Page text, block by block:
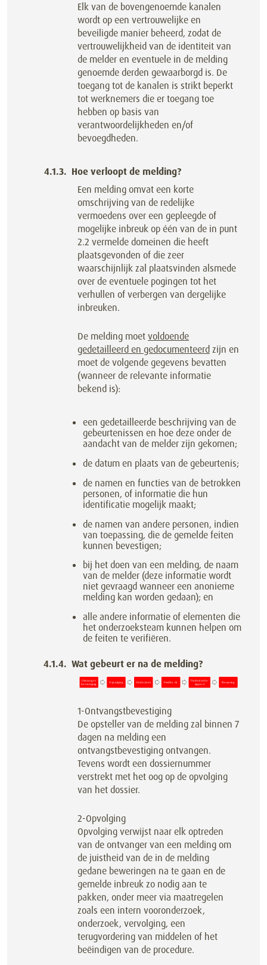
Elk van de bovengenoemde kanalen
wordt op een vertrouwelijke en
beveiligde manier beheerd, zodat de
vertrouwelijkheid van de identiteit van
de melder en eventuele in de melding
genoemde derden gewaarborgd is. De
toegang tot de kanalen is strikt beperkt
tot werknemers die er toegang toe
hebben op basis van
verantwoordelijkheden en/of
bevoegdheden.
Hoe verloopt de melding?
Een melding omvat een korte
omschrijving van de redelijke
vermoedens over een gepleegde of
mogelijke inbreuk op één van de in punt
2.2 vermelde domeinen die heeft
plaatsgevonden of die zeer
waarschijnlijk zal plaatsvinden alsmede
over de eventuele pogingen tot het
verhullen of verbergen van dergelijke
inbreuken.
De melding moetvoldoende
gedetailleerd en gedocumenteerdzijn en
moet de volgende gegevens bevatten
(wanneer de relevante informatie
bekend is):
een gedetailleerde beschrijving van de
gebeurtenissen en hoe deze onder de
aandacht van de melder zijn gekomen;
de datum en plaats van de gebeurtenis;
de namen en functies van de betrokken
personen, of informatie die hun
identificatie mogelijk maakt;
de namen van andere personen, indien
van toepassing, die de gemelde feiten
kunnen bevestigen;
bij het doen van een melding, de naam
van de melder (deze informatie wordt
niet gevraagd wanneer een anonieme
melding kan worden gedaan); en
alle andere informatie of elementen die
het onderzoeksteam kunnen helpen om
de feiten te verifiëren.
Wat gebeurt er na de melding?
1-Ontvangstbevestiging
De opsteller van de melding zal binnen 7
dagen na melding een
ontvangstbevestiging ontvangen.
Tevens wordt een dossiernummer
verstrekt met het oog op de opvolging
van het dossier.
2-Opvolging
Opvolging verwijst naar elk optreden
van de ontvanger van een melding om
de juistheid van de in de melding
gedane beweringen na te gaan en de
gemelde inbreuk zo nodig aan te
pakken, onder meer via maatregelen
zoals een intern vooronderzoek,
onderzoek, vervolging, een
terugvordering van middelen of het
beëindigen van de procedure.